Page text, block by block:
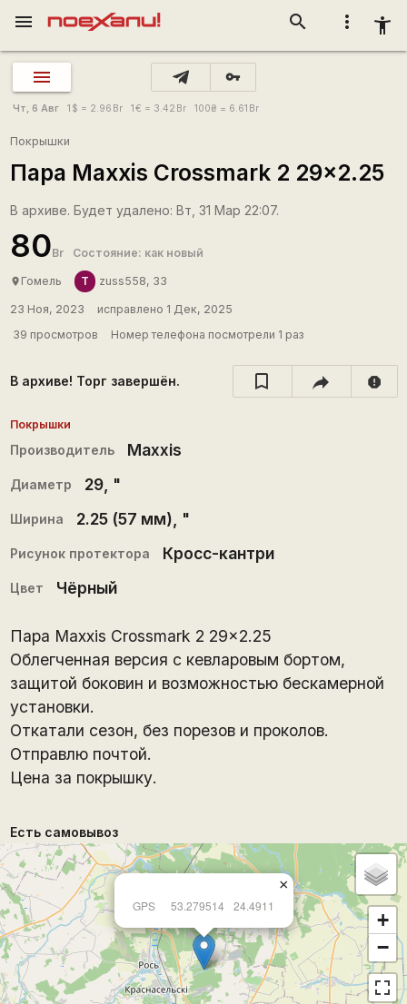
more_vert accessibility_new
search
menu
vpn_key
Чт, 6 Авг 1 $ = 2.96 Br 1€ = 3.42 Br 100₴ = 6.61 Br
Покрышки
Пара Maxxis Crossmark 2 29×2.25
В архиве. Будет удалено: Вт, 31 Мар 22:07.
80Br Состояние: как новый
place Гомель Т zuss558, 33
23 Ноя, 2023
исправлено 1 Дек, 2025
39 просмотров
Номер телефона посмотрели 1 раз
В архиве! Торг завершён. report
Покрышки
Производитель Maxxis
Диаметр 29, "
Ширина 2.25 (57 мм) , "
Рисунок протектора Кросс-кантри
Цвет Чёрный
Пара Maxxis Crossmark 2 29×2.25
Облегченная версия с кевларовым бортом,
защитой боковин и возможностью бескамерной
установки.
Откатали сезон, без порезов и проколов.
Отправлю почтой.
Цена за покрышку.
Есть самовывоз
GPS 53.279514 24.4911
×
+
−